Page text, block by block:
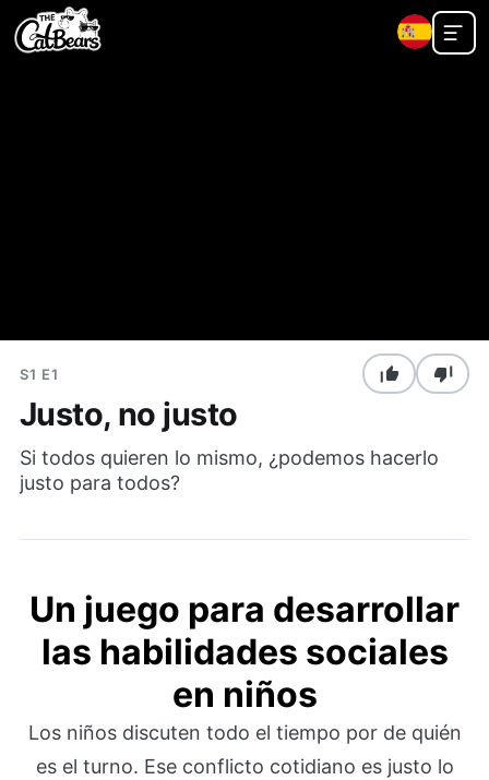
S1 E1
Justo, no justo
Si todos quieren lo mismo, ¿podemos hacerlo
justo para todos?
Un juego para desarrollar
las habilidades sociales
en niños
Los niños discuten todo el tiempo por de quién
es el turno. Ese conflicto cotidiano es justo lo